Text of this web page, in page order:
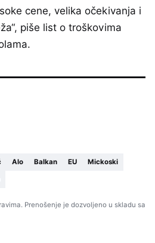
cene, velika očekivanja i
piše list o troškovima
Alo Balkan EU Mickoski
Prenošenje je dozvoljeno u skladu sa